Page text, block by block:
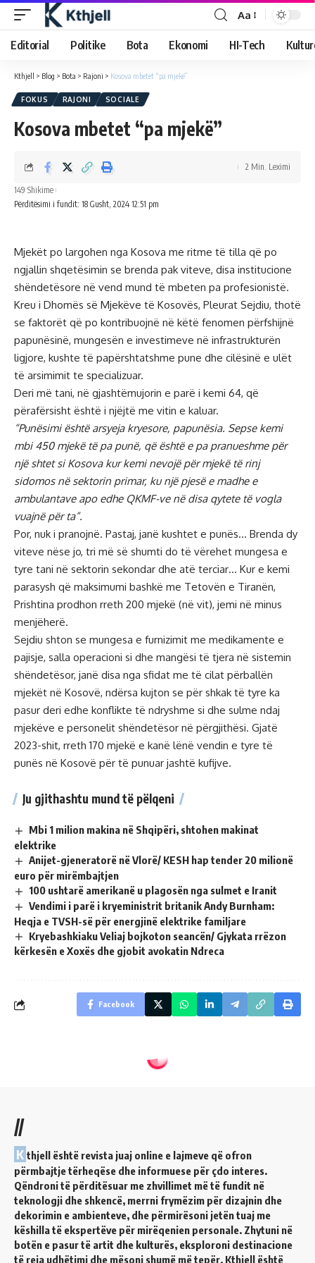
Aa
Editorial Politike Bota Ekonomi HI-Tech
Kthjell > Blog > Bota > Rajoni > Kosova mbetet “pa mjekë”
FOKUS RAJONI SOCIALE
Kosova mbetet “pa mjekë”
Përditësimi i fundit: 18 Gusht, 2024 12:51 pm
149 Shikime
2 Min. Leximi
Mjekët po largohen nga Kosova me ritme të tilla që po
ngjallin shqetësimin se brenda pak viteve, disa institucione
shëndetësore në vend mund të mbeten pa profesionistë.
Kreu i Dhomës së Mjekëve të Kosovës, Pleurat Sejdiu, thotë
se faktorët që po kontribuojnë në këtë fenomen përfshijnë
papunësinë, mungesën e investimeve në infrastrukturën
ligjore, kushte të papërshtatshme pune dhe cilësinë e ulët
të arsimimit te specializuar.
Deri më tani, në gjashtëmujorin e parë i kemi 64, që
përafërsisht është i njëjtë me vitin e kaluar.
“Punësimi është arsyeja kryesore, papunësia. Sepse kemi
mbi 450 mjekë të pa punë, që është e pa pranueshme për
një shtet si Kosova kur kemi nevojë për mjekë të rinj
sidomos në sektorin primar, ku një pjesë e madhe e
ambulantave apo edhe QKMF-ve në disa qytete të vogla
vuajnë për ta”.
Por, nuk i pranojnë. Pastaj, janë kushtet e punës… Brenda dy
viteve nëse jo, tri më së shumti do të vërehet mungesa e
tyre tani në sektorin sekondar dhe atë terciar… Kur e kemi
parasysh që maksimumi bashkë me Tetovën e Tiranën,
Prishtina prodhon rreth 200 mjekë (në vit), jemi në minus
menjëherë.
Sejdiu shton se mungesa e furnizimit me medikamente e
pajisje, salla operacioni si dhe mangësi të tjera në sistemin
shëndetësor, janë disa nga sfidat me të cilat përballën
mjekët në Kosovë, ndërsa kujton se për shkak të tyre ka
pasur deri edhe konflikte të ndryshme si dhe sulme ndaj
mjekëve e personelit shëndetësor në përgjithësi. Gjatë
2023-shit, rreth 170 mjekë e kanë lënë vendin e tyre të
punës në Kosovë për të punuar jashtë kufijve.
Ju gjithashtu mund të pëlqeni
Mbi 1 milion makina në Shqipëri, shtohen makinat
elektrike
Anijet-gjeneratorë në Vlorë/ KESH hap tender 20 milionë
euro për mirëmbajtjen
100 ushtarë amerikanë u plagosën nga sulmet e Iranit
Vendimi i parë i kryeministrit britanik Andy Burnham:
Heqja e TVSH-së për energjinë elektrike familjare
Kryebashkiaku Veliaj bojkoton seancën/ Gjykata rrëzon
kërkesën e Xoxës dhe gjobit avokatin Ndreca
Facebook
//
K thjell është revista juaj online e lajmeve që ofron
përmbajtje tërheqëse dhe informuese për çdo interes.
Qëndroni të përditësuar me zhvillimet më të fundit në
teknologji dhe shkencë, merrni frymëzim për dizajnin dhe
dekorimin e ambienteve, dhe përmirësoni jetën tuaj me
këshilla të ekspertëve për mirëqenien personale. Zhytuni në
botën e pasur të artit dhe kulturës, eksploroni destinacione
të reja udhëtimi dhe mësoni shumë më tepër. Kthjell është